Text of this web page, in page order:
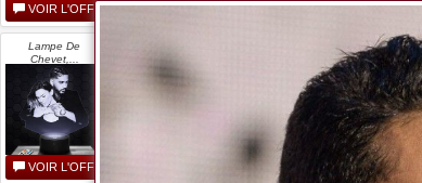
VOIR L'OFFRE
Lampe De
Chevet,...
VOIR L'OFFRE